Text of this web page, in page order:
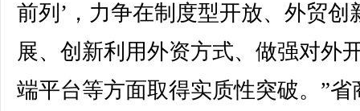
前列’，力争在制度型开放、外贸创
展、创新利用外资方式、做强对外
端平台等方面取得实质性突破。”省